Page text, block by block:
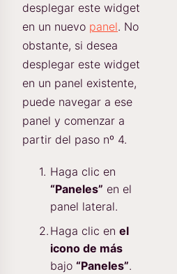
desplegar este widget
en un nuevo panel. No
obstante, si desea
desplegar este widget
en un panel existente,
puede navegar a ese
panel y comenzar a
partir del paso nº 4.
Haga clic en
“Paneles” en el
panel lateral.
Haga clic en el
icono de más
bajo “Paneles”.